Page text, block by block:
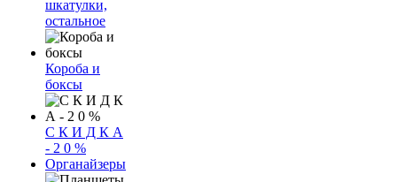
шкатулки,
остальное
Короба и
боксы
С К И Д К А
- 2 0 %
Органайзеры